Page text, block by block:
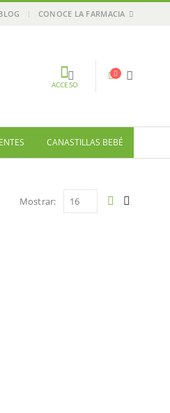
CONOCE LA FARMACIA
ACCESO
CANASTILLAS BEBÉ
Mostrar: